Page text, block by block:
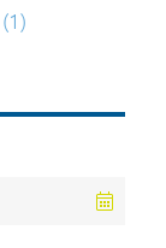
(1)